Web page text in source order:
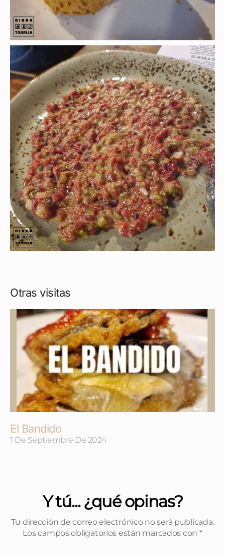
Otras visitas
El Bandido
1 De Septiembre De 2024
Y tú... ¿qué opinas?
Tu dirección de correo electrónico no será publicada.
Los campos obligatorios están marcados con *